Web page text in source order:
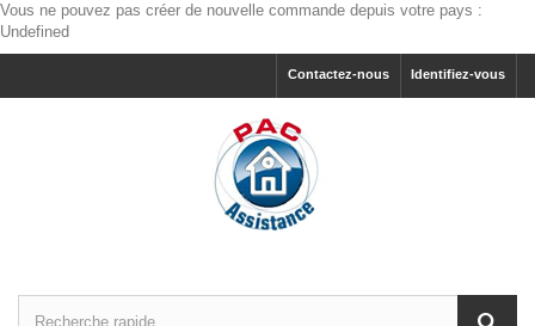
Vous ne pouvez pas créer de nouvelle commande depuis votre pays :
Undefined
Identifiez-vous
Contactez-nous